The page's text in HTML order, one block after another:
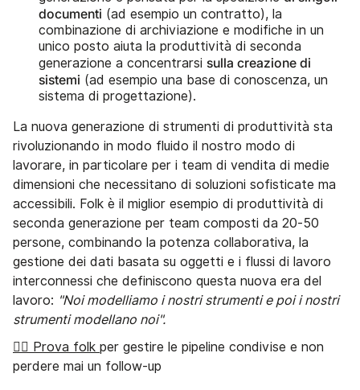
documenti (ad esempio un contratto), la
combinazione di archiviazione e modifiche in un
unico posto aiuta la produttività di seconda
generazione a concentrarsi sulla creazione di
sistemi (ad esempio una base di conoscenza, un
sistema di progettazione).
La nuova generazione di strumenti di produttività sta
rivoluzionando in modo fluido il nostro modo di
lavorare, in particolare per i team di vendita di medie
dimensioni che necessitano di soluzioni sofisticate ma
accessibili. Folk è il miglior esempio di produttività di
seconda generazione per team composti da 20-50
persone, combinando la potenza collaborativa, la
gestione dei dati basata su oggetti e i flussi di lavoro
interconnessi che definiscono questa nuova era del
lavoro: "Noi modelliamo i nostri strumenti e poi i nostri
strumenti modellano noi".
👉🏼 Prova folk per gestire le pipeline condivise e non
perdere mai un follow-up